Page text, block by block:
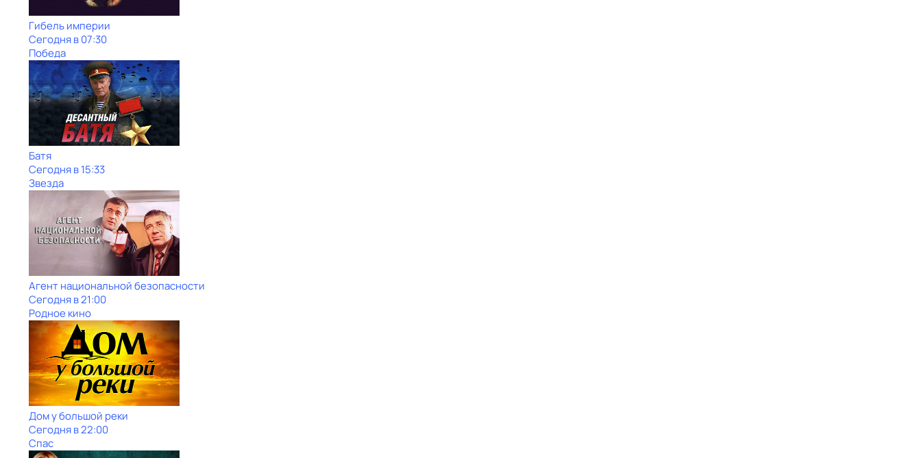
Гибель империи
Сегодня в 07:30
Победа
Батя
Сегодня в 15:33
Звезда
Агент национальной безопасности
Сегодня в 21:00
Родное кино
Дом у большой реки
Сегодня в 22:00
Спас